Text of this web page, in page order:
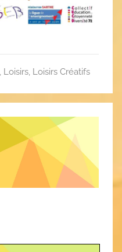
Loisirs, Loisirs Créatifs